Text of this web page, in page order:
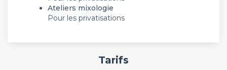
Ateliers mixologie
Pour les privatisations
Tarifs